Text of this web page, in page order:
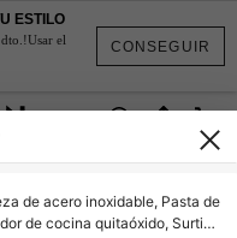
CONSEGUIR
ESTILO
el
de acero inoxidable, Pasta de
de cocina quitaóxido, Surtido